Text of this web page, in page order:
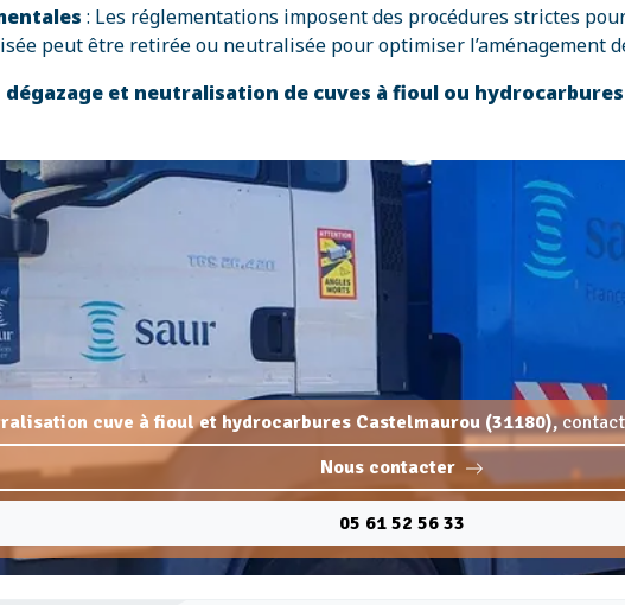
: Les réglementations imposent des procédures strictes
peut être retirée ou neutralisée pour optimiser l’aménagement
et neutralisation de cuves à fioul ou
cuve à fioul et hydrocarbures Castelmaurou (31180),
Nous contacter
05 61 52 56 33